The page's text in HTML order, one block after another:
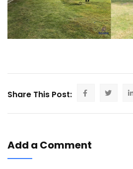
Share This Post:
Add a Comment